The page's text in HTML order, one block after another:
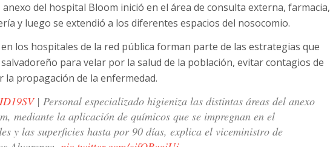
anexo del hospital Bloom inició en el área de consulta externa, farmacia,
y luego se extendió a los diferentes espacios del nosocomio.
los hospitales de la red pública forman parte de las estrategias que
para velar por la salud de la población, evitar contagios de
propagación de la enfermedad.
| Personal especializado higieniza las distintas áreas del anexo
mediante la aplicación de químicos que se impregnan en el
y las superficies hasta por 90 días, explica el viceministro de